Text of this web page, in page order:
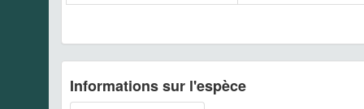
Informations sur l'espèce